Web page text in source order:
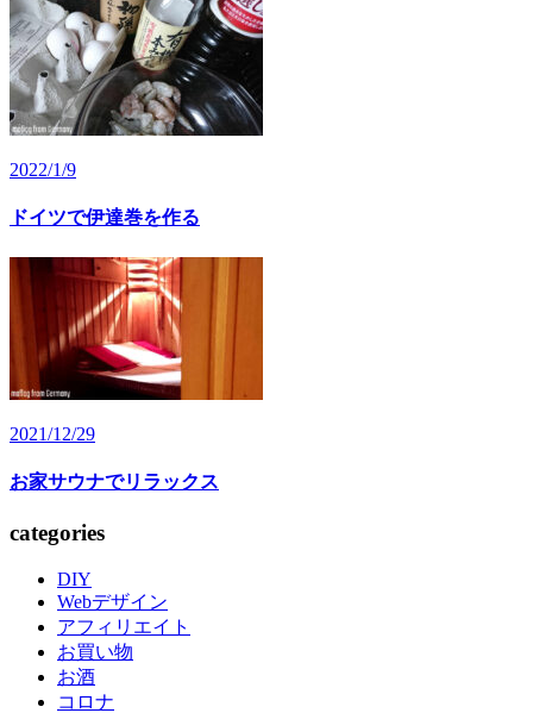
2022/1/9
ドイツで伊達巻を作る
2021/12/29
お家サウナでリラックス
categories
DIY
Webデザイン
アフィリエイト
お買い物
お酒
コロナ